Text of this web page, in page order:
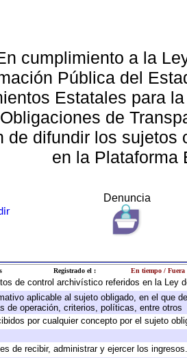
cumplimiento a la
Pública del
Estatales para
de
de difundir los sujetos
en la Plataforma
Denuncia
Registrado el : En tiempo / Fuera
de control archivístico referidos en la Ley
aplicable al sujeto obligado, en el que
de operación, criterios, políticas, entre otros
por cualquier concepto por el sujeto
de recibir, administrar y ejercer los ingresos.